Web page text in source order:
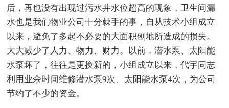
后，再也没有出现过污水井水位超高的现象，卫生间漏
水也是我们物业公司十分棘手的事，自从技术小组成立
以来，避免了多起不必要的大面积刨地所造成的损失。
大大减少了人力、物力、财力。以前，潜水泵、太阳能
水泵坏了，往往是更换新的，小组成立以来，代宇同志
利用业余时间维修潜水泵9次、太阳能水泵4次，为公司
节约了不少的资金。